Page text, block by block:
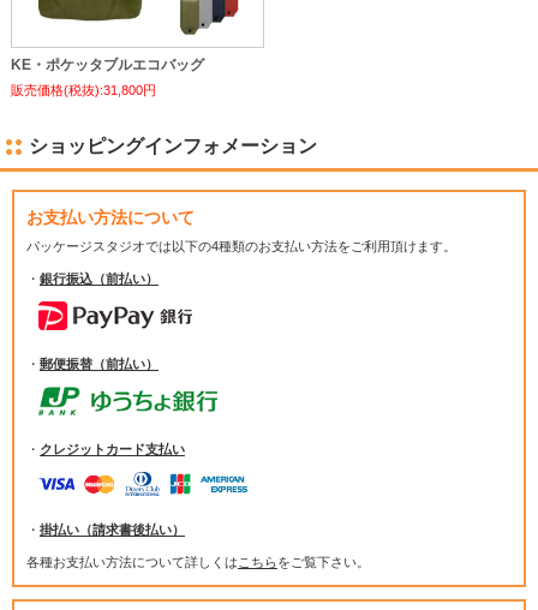
KE・ポケッタブルエコバッグ
販売価格(税抜):31,800円
ショッピングインフォメーション
お支払い方法について
パッケージスタジオでは以下の4種類のお支払い方法をご利用頂けます。
・ 銀行振込（前払い）
・ 郵便振替（前払い）
・ クレジットカード支払い
・ 掛払い（請求書後払い）
各種お支払い方法について詳しくは こちらをご覧下さい。